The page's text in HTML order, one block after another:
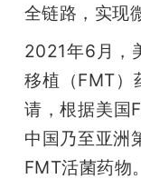
全链路，实现
2021年6月，
移植（FMT）
请，根据美国
中国乃至亚洲
FMT活菌药物。